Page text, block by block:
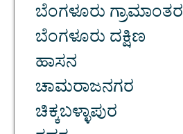
ಬೆಂಗಳೂರು ಗ್ರಾಮಾಂತರ
ಬೆಂಗಳೂರು ದಕ್ಷಿಣ
ಹಾಸನ
ಚಾಮರಾಜನಗರ
ಚಿಕ್ಕಬಳ್ಳಾಪುರ